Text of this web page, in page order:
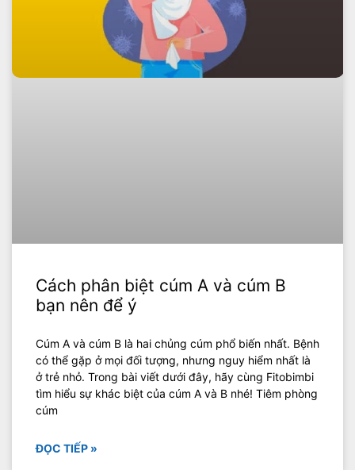
Cách phân biệt cúm A và cúm B
bạn nên để ý
Cúm A và cúm B là hai chủng cúm phổ biến nhất. Bệnh
có thể gặp ở mọi đối tượng, nhưng nguy hiểm nhất là
ở trẻ nhỏ. Trong bài viết dưới đây, hãy cùng Fitobimbi
tìm hiểu sự khác biệt của cúm A và B nhé! Tiêm phòng
cúm
ĐỌC TIẾP »